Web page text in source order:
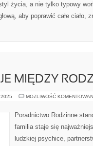
życia, a nie tylko typowy
aby poprawić całe ciało,
MIĘDZY
MOŻLIWOŚĆ
Poradnictwo Rodzinne
familia staje się
ludzkiej psychice,